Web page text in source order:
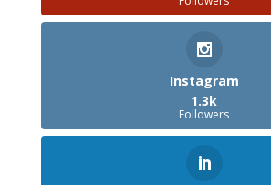
Instagram
1.3k
Followers